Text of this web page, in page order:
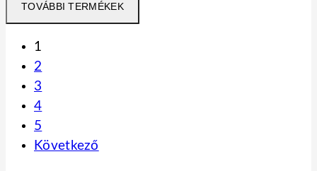
TOVÁBBI TERMÉKEK
1
2
3
4
5
Következő